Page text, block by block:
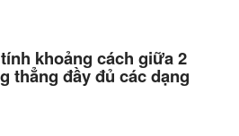
khoảng cách giữa 2
thẳng đầy đủ các dạng